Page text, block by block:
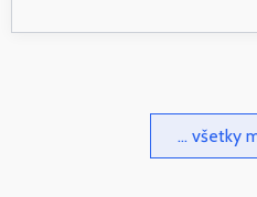
... všetky